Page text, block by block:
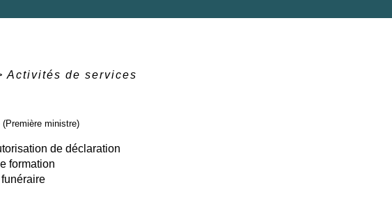
Activités de services
ministre)
de déclaration
formation